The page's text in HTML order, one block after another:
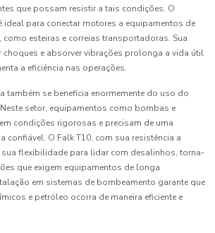
que possam resistir a tais condições. O
ideal para conectar motores a equipamentos de
como esteiras e correias transportadoras. Sua
choques e absorver vibrações prolonga a vida útil
a eficiência nas operações.
também se beneficia enormemente do uso do
setor, equipamentos como bombas e
condições rigorosas e precisam de uma
confiável. O Falk T10, com sua resistência a
flexibilidade para lidar com desalinhos, torna-
que exigem equipamentos de longa
em sistemas de bombeamento garante que
e petróleo ocorra de maneira eficiente e